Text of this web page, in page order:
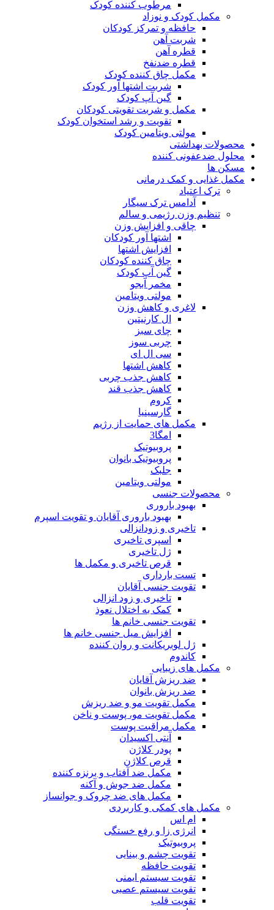
مرطوب کننده کودک
مکمل کودک و نوزاد
حافظه و تمرکز کودکان
شربت آهن
قطره آهن
قطره ضدنفخ
مکمل چاق کننده کودک
شربت اشتها آور کودک
گین آپ کودک
مکمل و شربت تقویتی کودکان
تقویت و رشد استخوان کودک
مولتی ویتامین کودک
محصولات بهداشتی
محلول ضدعفونی کننده
مسکن ها
مکمل غذایی و کمک درمانی
ترک اعتیاد
آدامس ترک سیگار
تنظیم وزن رژیمی و سالم
چاقی و افزایش وزن
اشتها آور کودکان
افزایش اشتها
چاق کننده کودکان
گین آپ کودک
مخمر آبجو
مولتی ویتامین
لاغری و کاهش وزن
ال کارنیتین
چای سبز
چربی سوز
سی ال ای
کاهش اشتها
کاهش جذب چربی
کاهش جذب قند
کروم
گارسینیا
مکمل های حمایت از رژیم
امگا3
پروبیوتیک
پروبیوتیک بانوان
جلبک
مولتی ویتامین
محصولات جنسی
بهبود باروری
بهبود باروری آقایان و تقویت اسپرم
تاخیری و زودانزالی
اسپری تاخیری
ژل تاخیری
قرص تاخیری و مکمل ها
تست بارداری
تقویت جنسی آقایان
تاخیری و زود انزالی
کمک به اختلال نعوذ
تقویت جنسی خانم ها
افزایش میل جنسی خانم ها
ژل لوبریکانت و روان کننده
کاندوم
مکمل های زیبایی
ضد ریزش آقایان
ضد ریزش بانوان
مکمل تقویت مو و ضد ریزش
مکمل تقویت مو، پوست و ناخن
مکمل مراقبت پوست
آنتی اکسیدان
پودر کلاژن
قرص کلاژن
مکمل ضد آفتاب و برنزه کننده
مکمل ضد جوش و آکنه
مکمل های ضد چروک و جوانساز
مکمل های کمکی و کاربردی
ام اس
انرژی زا و رفع خستگی
پروبیوتیک
تقویت چشم و بینایی
تقویت حافظه
تقویت سیستم ایمنی
تقویت سیستم عصبی
تقویت قلب